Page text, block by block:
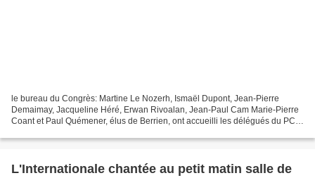
le bureau du Congrès: Martine Le Nozerh, Ismaël Dupont, Jean-Pierre
Demaimay, Jacqueline Héré, Erwan Rivoalan, Jean-Paul Cam Marie-Pierre
Coant et Paul Quémener, élus de Berrien, ont accueilli les délégués du PCF
L'Internationale chantée au petit matin salle de